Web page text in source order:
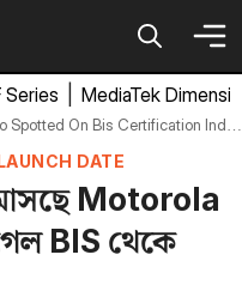
Series MediaTek
On Bis Certification India Launch Soon
DATE
আসছে Motorola
BIS থেকে